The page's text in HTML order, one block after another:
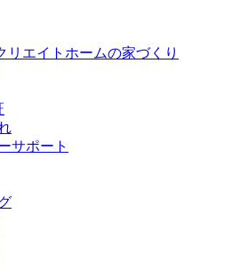
リエイトホームの家づくり
サポート